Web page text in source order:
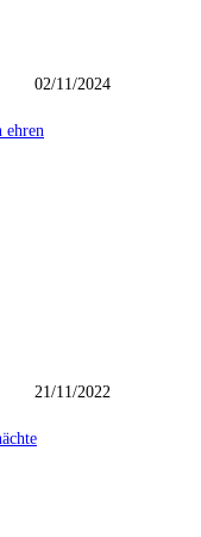
02/11/2024
21/11/2022